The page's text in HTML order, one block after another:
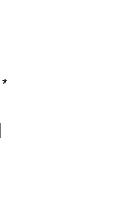
*Obligatorio